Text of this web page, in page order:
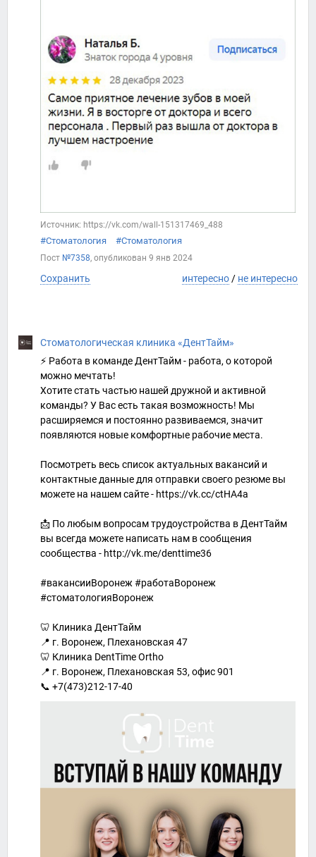
Источник: https://vk.com/wall-151317469_488
#Стоматология #Стоматология
Пост №7358, опубликован 9 янв 2024
Сохранить интересно/ не интересно
Стоматологическая клиника «ДентТайм»
⚡ Работа в команде ДентТайм - работа, о которой
можно мечтать!
Хотите стать частью нашей дружной и активной
команды? У Вас есть такая возможность! Мы
расширяемся и постоянно развиваемся, значит
появляются новые комфортные рабочие места.
Посмотреть весь список актуальных вакансий и
контактные данные для отправки своего резюме вы
можете на нашем сайте - https://vk.cc/ctHA4a
📩 По любым вопросам трудоустройства в ДентТайм
вы всегда можете написать нам в сообщения
сообщества - http://vk.me/denttime36
#вакансииВоронеж #работаВоронеж
#стоматологияВоронеж
🦷 Клиника ДентТайм
📍 г. Воронеж, Плехановская 47
🦷 Клиника DentTime Ortho
📍 г. Воронеж, Плехановская 53, офис 901
📞 +7(473)212-17-40